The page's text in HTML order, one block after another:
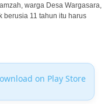
warga Desa Wargasara,
berusia 11 tahun itu harus